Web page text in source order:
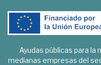
Ayudas públicas para la
medianas empresas del